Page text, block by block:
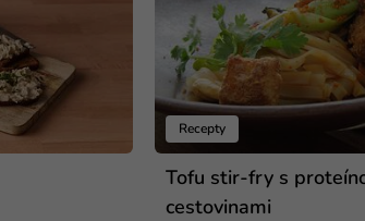
Recepty
Tofu stir-fry s
cestovinami